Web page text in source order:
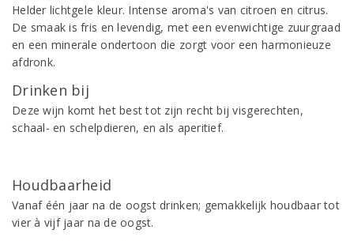
Helder lichtgele kleur. Intense aroma's van citroen en citrus.
De smaak is fris en levendig, met een evenwichtige zuurgraad
en een minerale ondertoon die zorgt voor een harmonieuze
afdronk.
Drinken bij
Deze wijn komt het best tot zijn recht bij visgerechten,
schaal- en schelpdieren, en als aperitief.
Houdbaarheid
Vanaf één jaar na de oogst drinken; gemakkelijk houdbaar tot
vier à vijf jaar na de oogst.